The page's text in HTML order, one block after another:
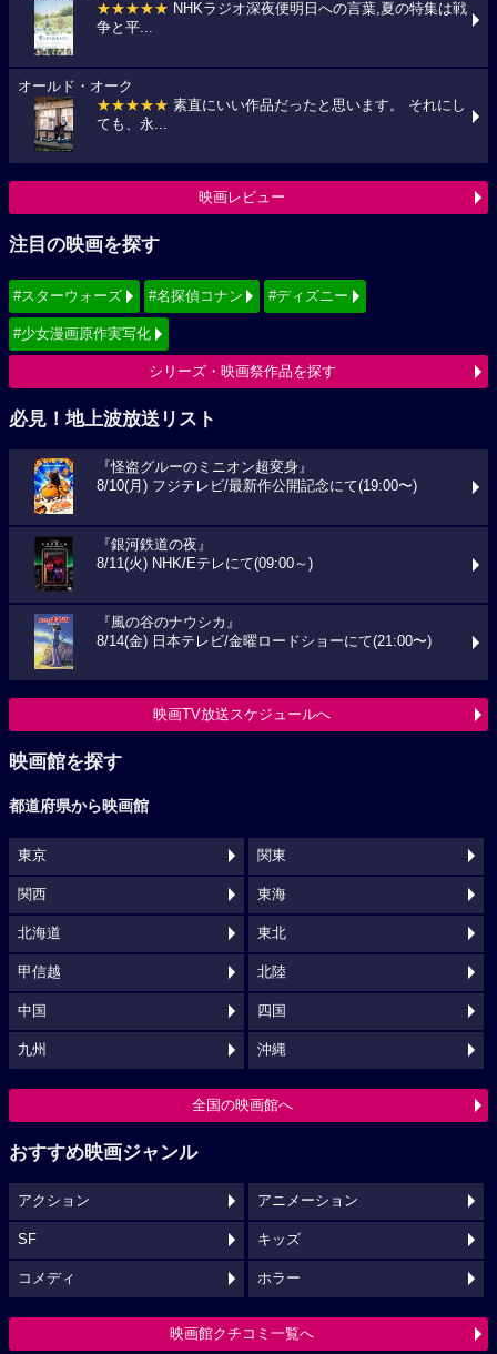
★★★★★ NHKラジオ深夜便明日への言葉,夏の特集は戦
争と平...
オールド・オーク
★★★★★ 素直にいい作品だったと思います。 それにし
ても、永...
映画レビュー
注目の映画を探す
#スターウォーズ #名探偵コナン #ディズニー
#少女漫画原作実写化
シリーズ・映画祭作品を探す
必見！地上波放送リスト
『怪盗グルーのミニオン超変身』
8/10(月) フジテレビ/最新作公開記念にて(19:00〜)
『銀河鉄道の夜』
8/11(火) NHK/Eテレにて(09:00～)
『風の谷のナウシカ』
8/14(金) 日本テレビ/金曜ロードショーにて(21:00〜)
映画TV放送スケジュールへ
映画館を探す
都道府県から映画館
東京 関東
関西 東海
北海道 東北
甲信越 北陸
中国 四国
九州 沖縄
全国の映画館へ
おすすめ映画ジャンル
アクション アニメーション
SF キッズ
コメディ ホラー
映画館クチコミ一覧へ